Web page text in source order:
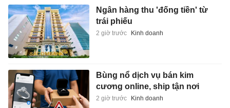
Ngân hàng thu 'đống tiền' từ
trái phiếu
2 giờ trước Kinh doanh
Bùng nổ dịch vụ bán kim
cương online, ship tận nơi
2 giờ trước Kinh doanh